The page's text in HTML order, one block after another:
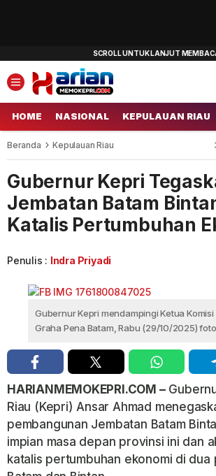
HOME NASIONAL KEPULAUAN RIAU
Beranda Kepulauan Riau
Gubernur Kepri
Jembatan Batam
Katalis Pertumbuhan
Penulis : Indra Priyadi
Gubernur Kepri mendampingi Ketua Komisi
Graha Pena Batam, Rabu (29/10/2025)
HARIANMEMOKEPRI.COM –
Riau (Kepri) Ansar Ahmad
pembangunan Jembatan Batam
impian masa depan provinsi ini dan
katalis pertumbuhan ekonomi di dua